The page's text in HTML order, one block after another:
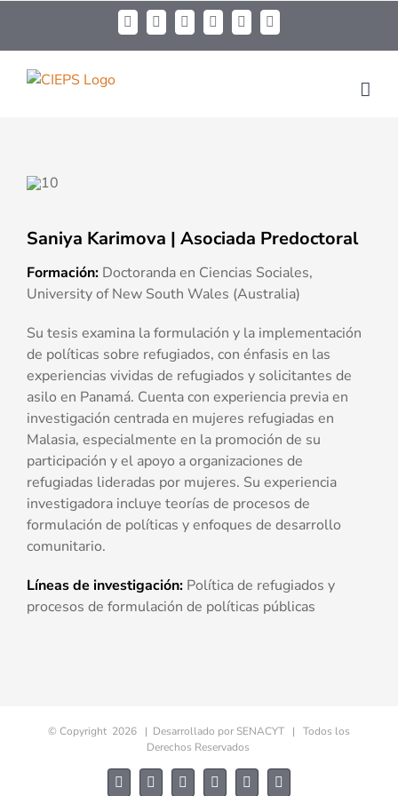
Saniya Karimova | Asociada Predoctoral
Formación: Doctoranda en Ciencias Sociales,
University of New South Wales (Australia)
Su tesis examina la formulación y la implementación
de políticas sobre refugiados, con énfasis en las
experiencias vividas de refugiados y solicitantes de
asilo en Panamá. Cuenta con experiencia previa en
investigación centrada en mujeres refugiadas en
Malasia, especialmente en la promoción de su
participación y el apoyo a organizaciones de
refugiadas lideradas por mujeres. Su experiencia
investigadora incluye teorías de procesos de
formulación de políticas y enfoques de desarrollo
comunitario.
Líneas de investigación: Política de refugiados y
procesos de formulación de políticas públicas
© Copyright 2026 | Desarrollado por SENACYT | Todos los
Derechos Reservados